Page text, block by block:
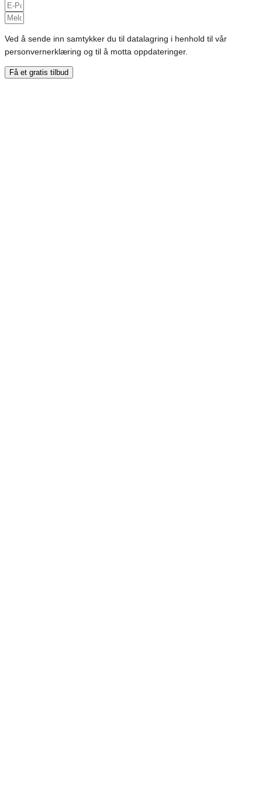
Ved å sende inn samtykker du til datalagring i henhold til vår
personvernerklæring og til å motta oppdateringer.
Få et gratis tilbud